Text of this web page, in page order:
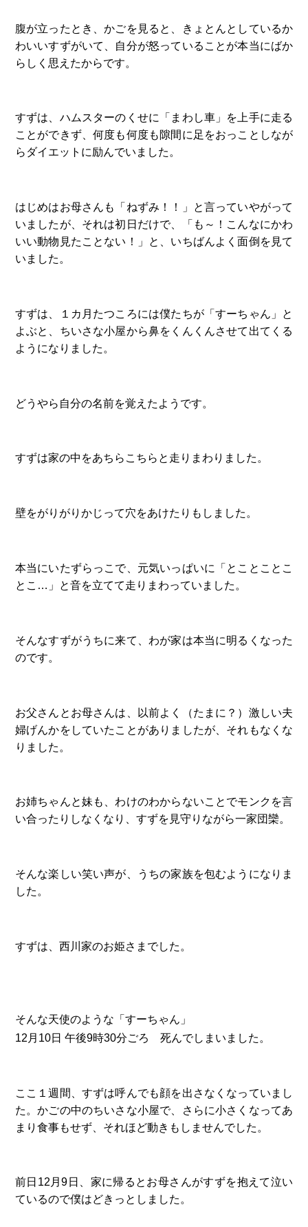
腹が立ったとき、かごを見ると、きょとんとしているか
わいいすずがいて、自分が怒っていることが本当にばか
らしく思えたからです。
すずは、ハムスターのくせに「まわし車」を上手に走る
ことができず、何度も何度も隙間に足をおっことしなが
らダイエットに励んでいました。
はじめはお母さんも「ねずみ！！」と言っていやがって
いましたが、それは初日だけで、「も～！こんなにかわ
いい動物見たことない！」と、いちばんよく面倒を見て
いました。
すずは、１カ月たつころには僕たちが「すーちゃん」と
よぶと、ちいさな小屋から鼻をくんくんさせて出てくる
ようになりました。
どうやら自分の名前を覚えたようです。
すずは家の中をあちらこちらと走りまわりました。
壁をがりがりかじって穴をあけたりもしました。
本当にいたずらっこで、元気いっぱいに「とことことこ
とこ…」と音を立てて走りまわっていました。
そんなすずがうちに来て、わが家は本当に明るくなった
のです。
お父さんとお母さんは、以前よく（たまに？）激しい夫
婦げんかをしていたことがありましたが、それもなくな
りました。
お姉ちゃんと妹も、わけのわからないことでモンクを言
い合ったりしなくなり、すずを見守りながら一家団欒。
そんな楽しい笑い声が、うちの家族を包むようになりま
した。
すずは、西川家のお姫さまでした。
そんな天使のような「すーちゃん」
12月10日 午後9時30分ごろ 死んでしまいました。
ここ１週間、すずは呼んでも顔を出さなくなっていまし
た。かごの中のちいさな小屋で、さらに小さくなってあ
まり食事もせず、それほど動きもしませんでした。
前日12月9日、家に帰るとお母さんがすずを抱えて泣い
ているので僕はどきっとしました。